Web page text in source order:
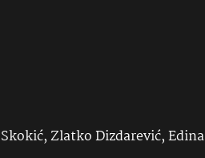
Zlatko Dizdarević, Edina